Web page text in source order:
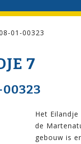
01-00323
7
Het
de
gebouw is